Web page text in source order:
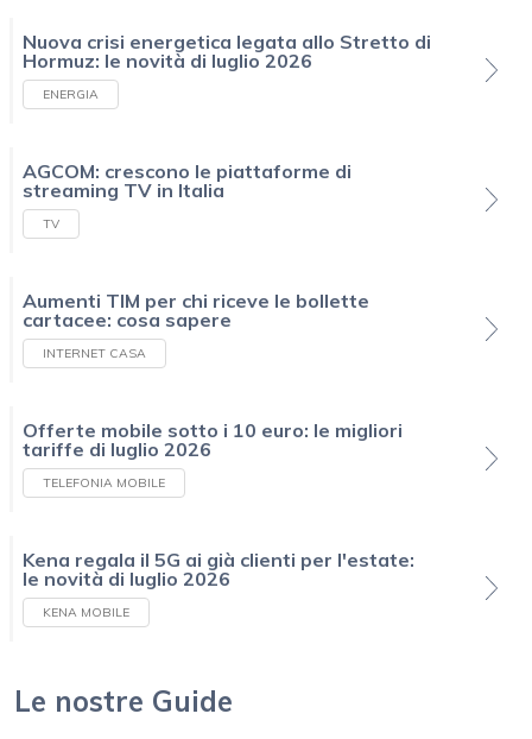
Nuova crisi energetica legata allo Stretto di
Hormuz: le novità di luglio 2026
ENERGIA
AGCOM: crescono le piattaforme di
streaming TV in Italia
TV
Aumenti TIM per chi riceve le bollette
cartacee: cosa sapere
INTERNET CASA
Offerte mobile sotto i 10 euro: le migliori
tariffe di luglio 2026
TELEFONIA MOBILE
Kena regala il 5G ai già clienti per l'estate:
le novità di luglio 2026
KENA MOBILE
Le nostre Guide